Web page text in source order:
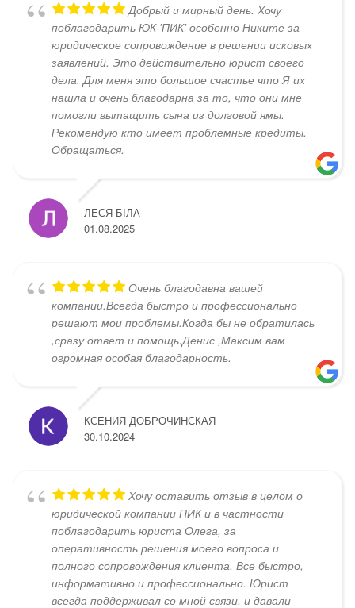
Добрый и мирный день. Хочу
поблагодарить ЮК 'ПИК' особенно Никите за
юридическое сопровождение в решении исковых
заявлений. Это действительно юрист своего
дела. Для меня это большое счастье что Я их
нашла и очень благодарна за то, что они мне
помогли вытащить сына из долговой ямы.
Рекомендую кто имеет проблемные кредиты.
Обращаться.
ЛЕСЯ БІЛА
01.08.2025
Очень благодавна вашей
компании.Всегда быстро и профессионально
решают мои проблемы.Когда бы не обратилась
,сразу ответ и помощь.Денис ,Максим вам
огромная особая благодарность.
КСЕНИЯ ДОБРОЧИНСКАЯ
30.10.2024
Хочу оставить отзыв в целом о
юридической компании ПИК и в частности
поблагодарить юриста Олега, за
оперативность решения моего вопроса и
полного сопровождения клиента. Все быстро,
информативно и профессионально. Юрист
всегда поддерживал со мной связи, и давали